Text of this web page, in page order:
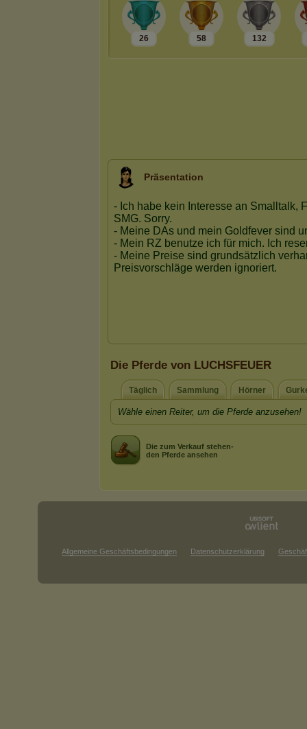
26 58 132
Präsentation
Die Pferde von LUCHSFEUER
Täglich Sammlung Hörner
Wähle einen Reiter, um die Pferde anzusehen!
Die zum Verkauf stehen-
den Pferde ansehen
Allgemeine Geschäftsbedingungen Datenschutzerklärung